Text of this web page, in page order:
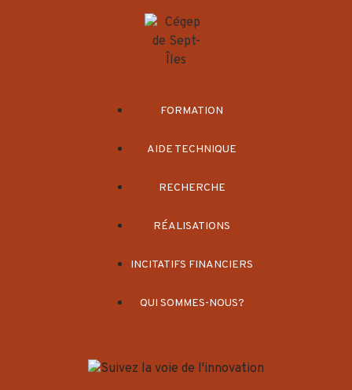
FORMATION
AIDE TECHNIQUE
RECHERCHE
RÉALISATIONS
INCITATIFS FINANCIERS
QUI SOMMES-NOUS?